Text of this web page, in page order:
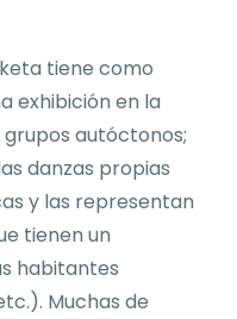
tiene como
exhibición en la
autóctonos;
danzas propias
y las representan
tienen un
habitantes
Muchas de